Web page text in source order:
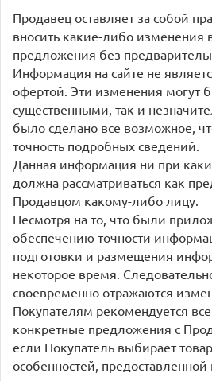
Продавец оставляет за собой
вносить какие-либо изменения
предложения без
Информация на сайте не
офертой. Эти изменения могут
существенными, так и
было сделано все возможное,
точность подробных сведений.
Данная информация ни при
должна рассматриваться как
Продавцом какому-либо лицу.
Несмотря на то, что были
обеспечению точности
подготовки и размещения
некоторое время.
своевременно отражаются
Покупателям рекомендуется
конкретные предложения с
если Покупатель выбирает
особенностей,